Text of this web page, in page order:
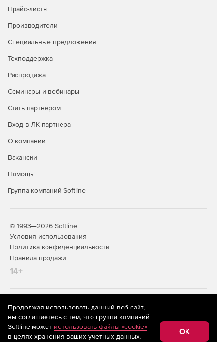
Прайс-листы
Производители
Специальные предложения
Техподдержка
Распродажа
Семинары и вебинары
Стать партнером
Вход в ЛК партнера
О компании
Вакансии
Помощь
Группа компаний Softline
© 1993—2026 Softline
Условия использования
Политика конфиденциальности
Правила продажи
14+
На информационном ресурсе store.softline.ru применяются
рекомендательные технологии
(информационные технологии
предоставления информации на основе сбора,
систематизации и анализа сведений, относящихся к
предпочтениям пользователей сети «Интернет»,
Продолжая использовать данный веб-сайт,
вы соглашаетесь с тем, что группа компаний
Softline может использовать файлы «cookie»
в целях хранения ваших учетных данных,
OK